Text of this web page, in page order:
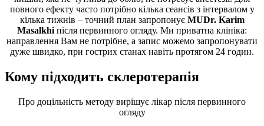
повного ефекту часто потрібно кілька сеансів з інтервалом у
кілька тижнів – точний план запропонує MUDr. Karim
Masalkhi після первинного огляду. Ми приватна клініка:
направлення Вам не потрібне, а запис можемо запропонувати
дуже швидко, при гострих станах навіть протягом 24 годин.
Кому підходить склеротерапія
Про доцільність методу вирішує лікар після первинного
огляду